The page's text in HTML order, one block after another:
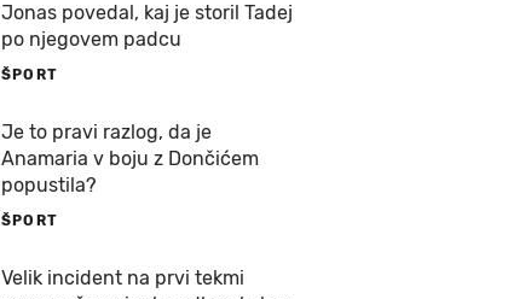
Jonas povedal, kaj je storil Tadej
po njegovem padcu
ŠPORT
Je to pravi razlog, da je
Anamaria v boju z Dončićem
popustila?
ŠPORT
Velik incident na prvi tekmi